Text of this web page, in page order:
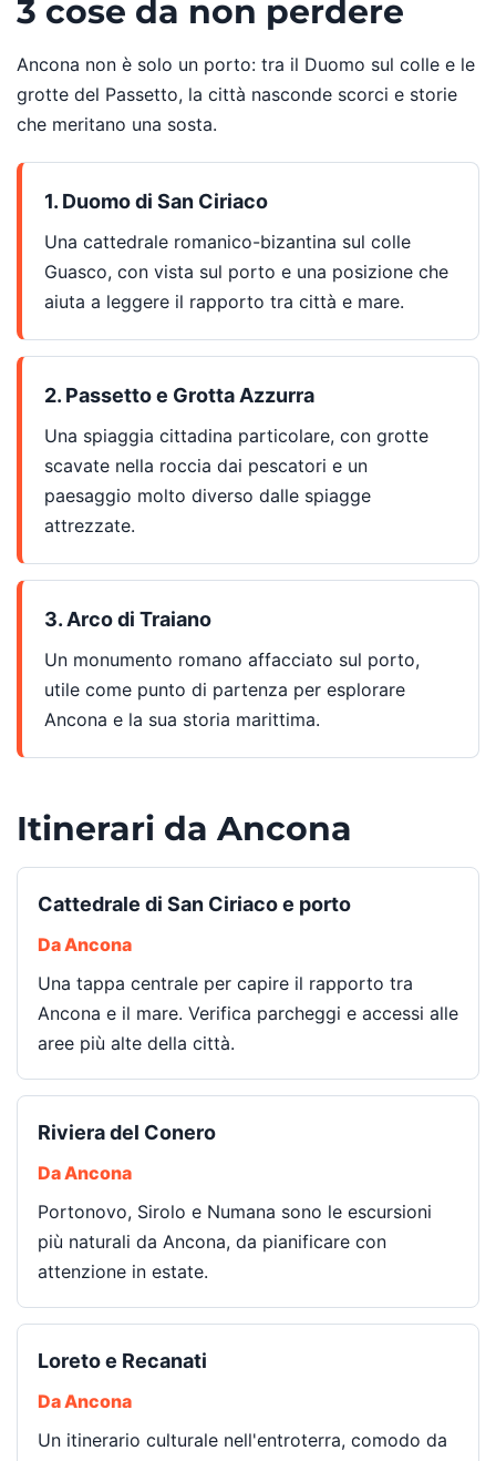
3 cose da non perdere
Ancona non è solo un porto: tra il Duomo sul colle e le
grotte del Passetto, la città nasconde scorci e storie
che meritano una sosta.
1. Duomo di San Ciriaco
Una cattedrale romanico-bizantina sul colle
Guasco, con vista sul porto e una posizione che
aiuta a leggere il rapporto tra città e mare.
2. Passetto e Grotta Azzurra
Una spiaggia cittadina particolare, con grotte
scavate nella roccia dai pescatori e un
paesaggio molto diverso dalle spiagge
attrezzate.
3. Arco di Traiano
Un monumento romano affacciato sul porto,
utile come punto di partenza per esplorare
Ancona e la sua storia marittima.
Itinerari da Ancona
Cattedrale di San Ciriaco e porto
Da Ancona
Una tappa centrale per capire il rapporto tra
Ancona e il mare. Verifica parcheggi e accessi alle
aree più alte della città.
Riviera del Conero
Da Ancona
Portonovo, Sirolo e Numana sono le escursioni
più naturali da Ancona, da pianificare con
attenzione in estate.
Loreto e Recanati
Da Ancona
Un itinerario culturale nell'entroterra, comodo da